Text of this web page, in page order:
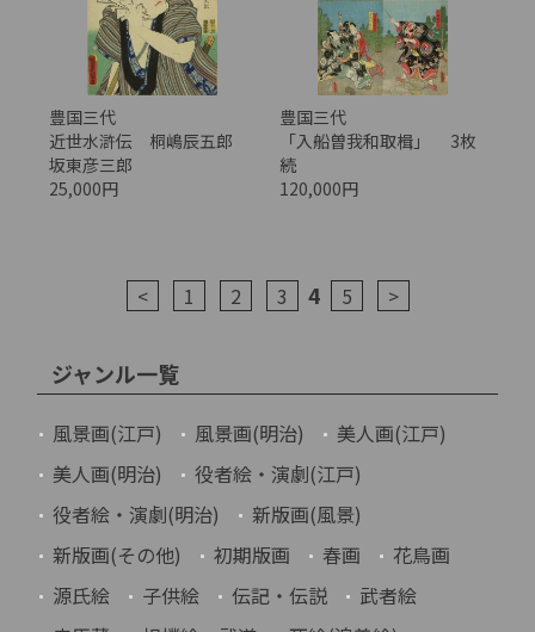
豊国三代
近世水滸伝 桐嶋辰五郎
坂東彦三郎
25,000円
豊国三代
「入船曽我和取楫」 3枚
続
120,000円
< 1 2 3 4 5 >
ジャンル一覧
風景画(江戸) 風景画(明治)
美人画(江戸)
美人画(明治)
役者絵・演劇(江戸)
役者絵・演劇(明治)
新版画(風景)
新版画(その他)
初期版画 春画
花鳥画
源氏絵
子供絵 伝記・伝説
武者絵